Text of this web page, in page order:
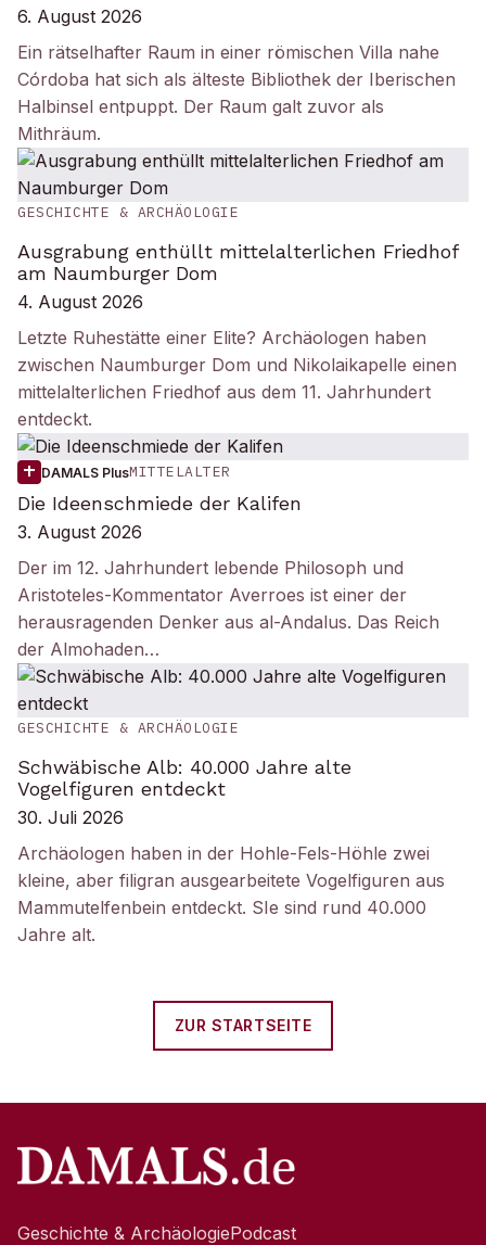
6. August 2026
Ein rätselhafter Raum in einer römischen Villa nahe
Córdoba hat sich als älteste Bibliothek der Iberischen
Halbinsel entpuppt. Der Raum galt zuvor als
Mithräum.
GESCHICHTE & ARCHÄOLOGIE
Ausgrabung enthüllt mittelalterlichen Friedhof
am Naumburger Dom
4. August 2026
Letzte Ruhestätte einer Elite? Archäologen haben
zwischen Naumburger Dom und Nikolaikapelle einen
mittelalterlichen Friedhof aus dem 11. Jahrhundert
entdeckt.
DAMALS PlusMITTELALTER
Die Ideenschmiede der Kalifen
3. August 2026
Der im 12. Jahrhundert lebende Philosoph und
Aristoteles-Kommentator Averroes ist einer der
herausragenden Denker aus al-Andalus. Das Reich
der Almohaden…
GESCHICHTE & ARCHÄOLOGIE
Schwäbische Alb: 40.000 Jahre alte
Vogelfiguren entdeckt
30. Juli 2026
Archäologen haben in der Hohle-Fels-Höhle zwei
kleine, aber filigran ausgearbeitete Vogelfiguren aus
Mammutelfenbein entdeckt. SIe sind rund 40.000
Jahre alt.
ZUR STARTSEITE
Geschichte & ArchäologiePodcast